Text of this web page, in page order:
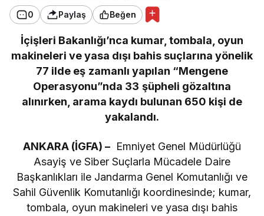
0 Paylaş Beğen
İçişleri Bakanlığı’nca kumar, tombala, oyun
makineleri ve yasa dışı bahis suçlarına yönelik
77 ilde eş zamanlı yapılan “Mengene
Operasyonu”nda 33 şüpheli gözaltına
alınırken, arama kaydı bulunan 650 kişi de
yakalandı.
ANKARA (İGFA) – Emniyet Genel Müdürlüğü
Asayiş ve Siber Suçlarla Mücadele Daire
Başkanlıkları ile Jandarma Genel Komutanlığı ve
Sahil Güvenlik Komutanlığı koordinesinde; kumar,
tombala, oyun makineleri ve yasa dışı bahis